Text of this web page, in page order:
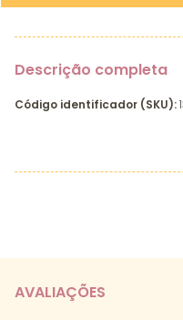
Descrição completa
Código identificador (SKU):
AVALIAÇÕES